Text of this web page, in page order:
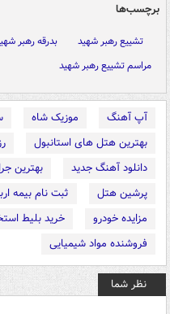
برچسب‌ها
تشییع رهبر شهید بدرقه رهبر
مراسم تشییع رهبر شهید
آپ آهنگ موزیک شاه
بهترین هتل های استانبول
دانلود آهنگ جدید
بهترین
پرشین هتل
ثبت نام بیمه
مزایده خودرو
خرید بلیط
فروشنده مواد شیمیایی
نظر شما